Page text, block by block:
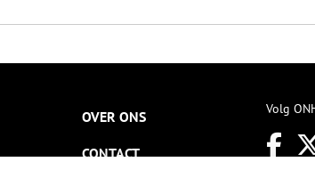
Marijn Stolk en
via de websites van de
zij om een project op
OVER ONS
CONTACT
Volg